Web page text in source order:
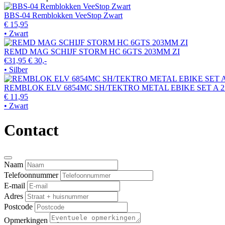
BBS-04 Remblokken VeeStop Zwart
€ 15,95
• Zwart
REMD MAG SCHIJF STORM HC 6GTS 203MM ZI
€31,95 € 30,-
• Silber
REMBLOK ELV 6854MC SH/TEKTRO METAL EBIKE SET A
€ 11,95
• Zwart
Contact
Naam
Telefoonnummer
E-mail
Adres
Postcode
Opmerkingen